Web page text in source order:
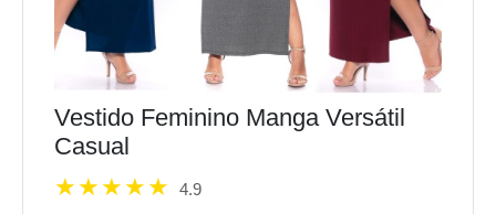
Vestido Feminino Manga Versátil
Casual
4.9